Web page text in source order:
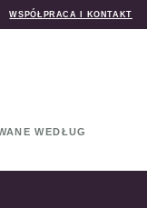
WSPÓŁPRACA I KONTAKT
WEDŁUG